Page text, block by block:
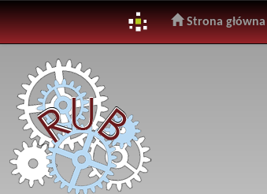
navigation
Strona główna